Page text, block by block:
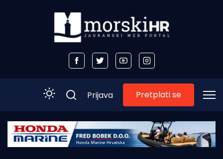
Početna
Prijava Pretplati se